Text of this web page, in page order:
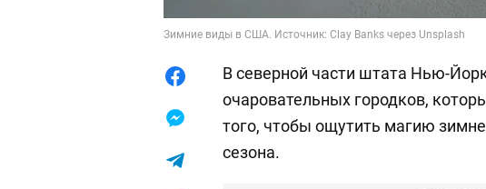
Зимние виды в США. Источник: Clay Banks через Unsplash
В северной части штата Нью-
очаровательных городков,
того, чтобы ощутить магию
сезона.